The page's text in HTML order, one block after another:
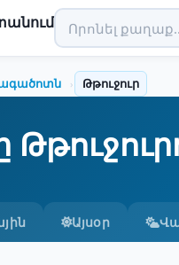
› Թթուջուր
Այսօր